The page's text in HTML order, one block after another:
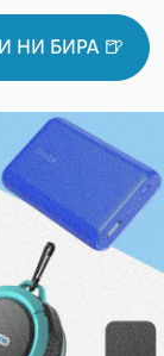
НИ БИРА 🍺